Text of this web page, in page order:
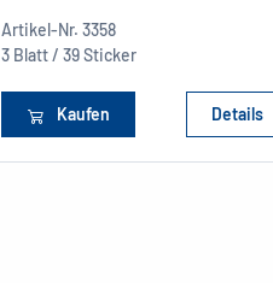
Artikel-Nr. 3358
3 Blatt / 39 Sticker
Kaufen Details